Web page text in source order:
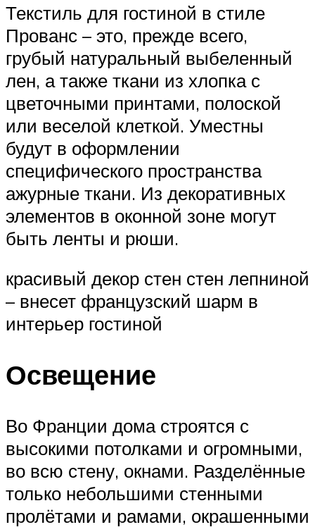
Текстиль для гостиной в стиле
Прованс – это, прежде всего,
грубый натуральный выбеленный
лен, а также ткани из хлопка с
цветочными принтами, полоской
или веселой клеткой. Уместны
будут в оформлении
специфического пространства
ажурные ткани. Из декоративных
элементов в оконной зоне могут
быть ленты и рюши.
красивый декор стен стен лепниной
– внесет французский шарм в
интерьер гостиной
Освещение
Во Франции дома строятся с
высокими потолками и огромными,
во всю стену, окнами. Разделённые
только небольшими стенными
пролётами и рамами, окрашенными